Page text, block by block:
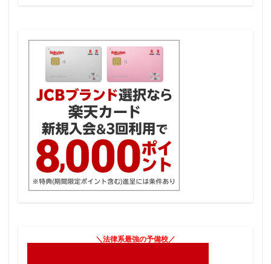
＼法律系最強の予備校／